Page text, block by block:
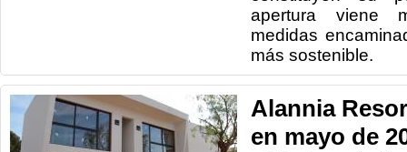
apertura viene
medidas
más sostenible.
Alannia
en mayo de